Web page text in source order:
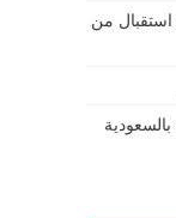
استقبال من